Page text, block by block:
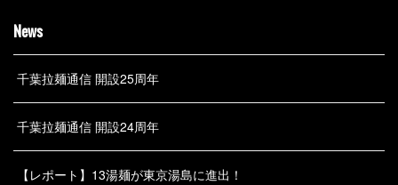
News
千葉拉麺通信 開設25周年
千葉拉麺通信 開設24周年
【レポート】13湯麺が東京湯島に進出！